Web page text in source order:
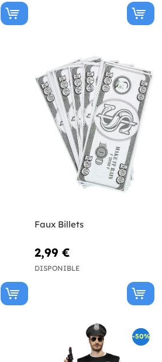
Faux Billets
2,99 €
DISPONIBLE
-50%